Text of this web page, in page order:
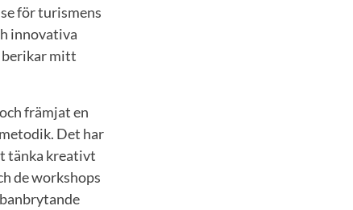
för turismens
innovativa
berikar mitt
främjat en
Det har
tänka kreativt
de workshops